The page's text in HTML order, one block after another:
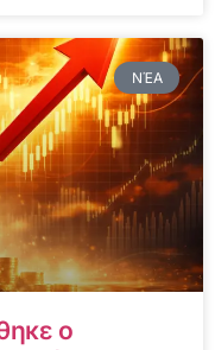
ΝΈΑ
ο